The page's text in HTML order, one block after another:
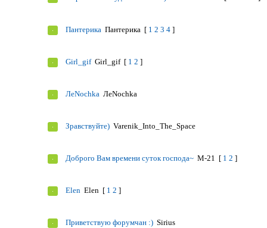
Пантерика Пантерика [ 1 2 3 4 ]
Girl_gif Girl_gif [ 1 2 ]
ЛеNochka ЛеNochka
Зравствуйте) Varenik_Into_The_Space
Доброго Вам времени суток господа~ M-21 [ 1 2 ]
Elen Elen [ 1 2 ]
Приветствую форумчан :) Sirius